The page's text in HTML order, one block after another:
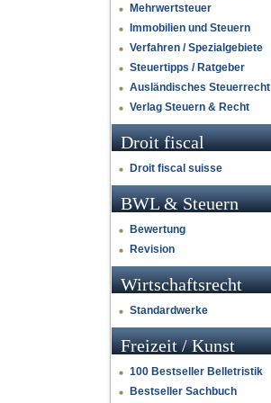
Mehrwertsteuer
Immobilien und Steuern
Verfahren / Spezialgebiete
Steuertipps / Ratgeber
Ausländisches Steuerrecht
Verlag Steuern & Recht
Droit fiscal
Droit fiscal suisse
BWL & Steuern
Bewertung
Revision
Wirtschaftsrecht
Standardwerke
Freizeit / Kunst
100 Bestseller Belletristik
Bestseller Sachbuch